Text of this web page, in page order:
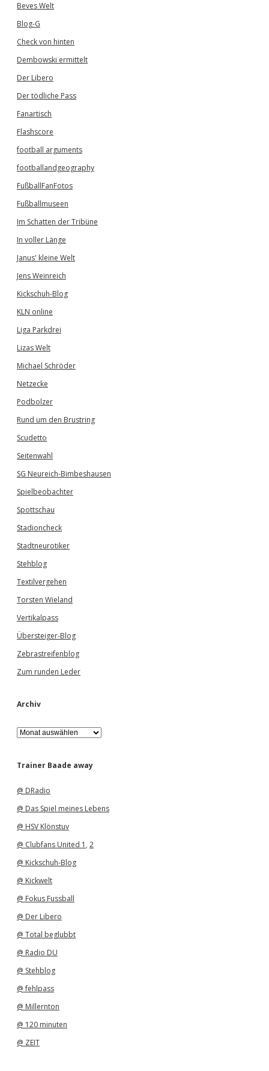
Beves Welt
Blog-G
Check von hinten
Dembowski ermittelt
Der Libero
Der tödliche Pass
Fanartisch
Flashscore
football arguments
footballandgeography
FußballFanFotos
Fußballmuseen
Im Schatten der Tribüne
In voller Länge
Janus' kleine Welt
Jens Weinreich
Kickschuh-Blog
KLN online
Liga Parkdrei
Lizas Welt
Michael Schröder
Netzecke
Podbolzer
Rund um den Brustring
Scudetto
Seitenwahl
SG Neureich-Bimbeshausen
Spielbeobachter
Spottschau
Stadioncheck
Stadtneurotiker
Stehblog
Textilvergehen
Torsten Wieland
Vertikalpass
Übersteiger-Blog
Zebrastreifenblog
Zum runden Leder
Archiv
A
r
h
Trainer Baade away
@ DRadio
@ Das Spiel meines Lebens
@ HSV Klönstuv
@ Clubfans United 1 , 2
@ Kickschuh-Blog
@ Kickwelt
@ Fokus Fussball
@ Der Libero
@ Total beglubbt
@ Radio DU
@ Stehblog
@ fehlpass
@ Millernton
@ 120 minuten
@ ZEIT